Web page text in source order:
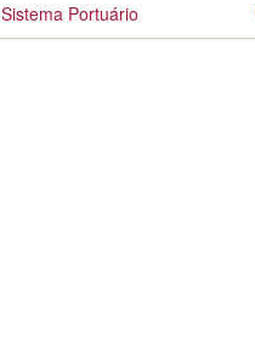
Sistema Portuário